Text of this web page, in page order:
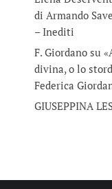
di Armando
– Inediti
F. Giordano su
divina, o lo
Federica
GIUSEPPINA